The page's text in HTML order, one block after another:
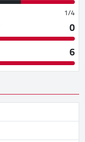
1/4
0
6